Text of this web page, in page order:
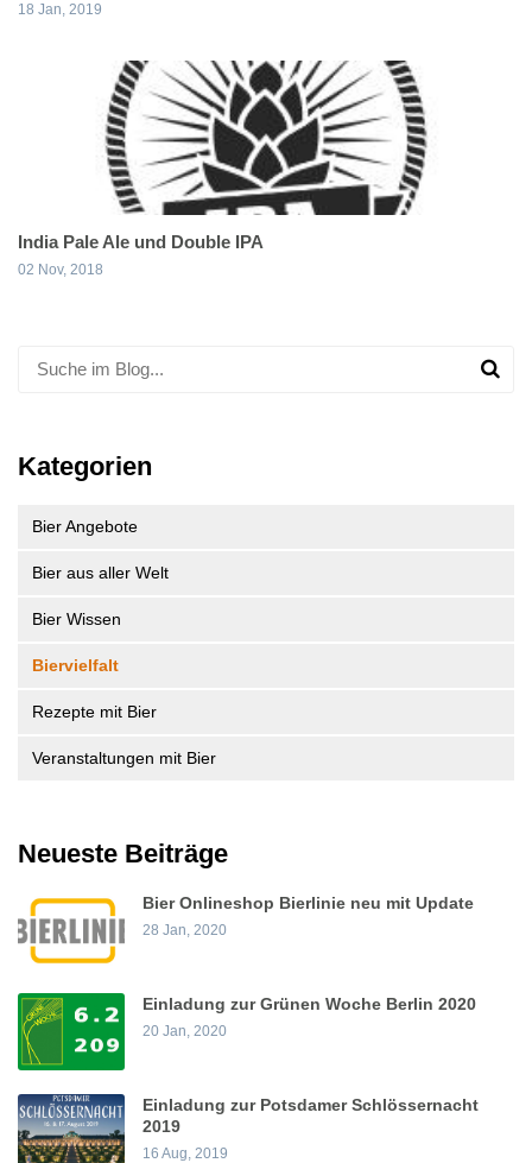
18 Jan, 2019
India Pale Ale und Double IPA
02 Nov, 2018
Kategorien
Bier Angebote
Bier aus aller Welt
Bier Wissen
Biervielfalt
Rezepte mit Bier
Veranstaltungen mit Bier
Neueste Beiträge
Bier Onlineshop Bierlinie neu mit Update
28 Jan, 2020
Einladung zur Grünen Woche Berlin 2020
20 Jan, 2020
Einladung zur Potsdamer Schlössernacht
2019
16 Aug, 2019